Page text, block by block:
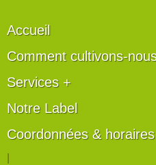
Accueil
Comment cultivons-
Services +
Notre Label
Coordonnées & horaires